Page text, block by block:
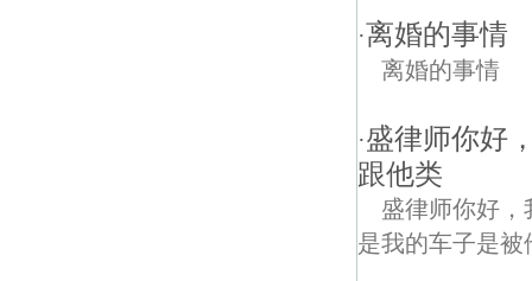
·离婚的事情
离婚的事情
·盛律师你好
跟他类
盛律师你好
是我的车子是被